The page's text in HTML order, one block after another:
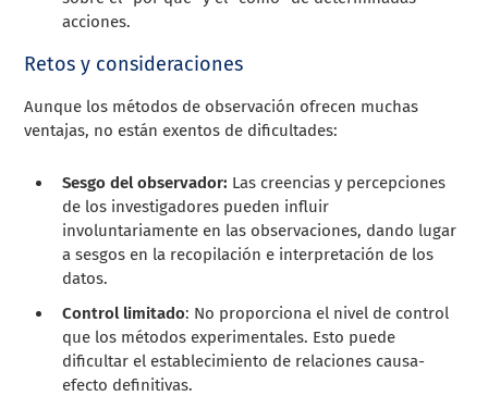
acciones.
Retos y consideraciones
Aunque los métodos de observación ofrecen muchas
ventajas, no están exentos de dificultades:
Sesgo del observador: Las creencias y percepciones
de los investigadores pueden influir
involuntariamente en las observaciones, dando lugar
a sesgos en la recopilación e interpretación de los
datos.
Control limitado: No proporciona el nivel de control
que los métodos experimentales. Esto puede
dificultar el establecimiento de relaciones causa-
efecto definitivas.